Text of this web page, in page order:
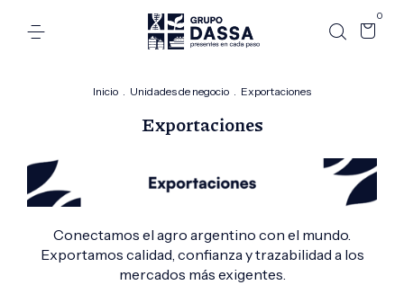
0
Inicio . Unidades de negocio . Exportaciones
Exportaciones
Conectamos el agro argentino con el mundo.
Exportamos calidad, confianza y trazabilidad a los
mercados más exigentes.